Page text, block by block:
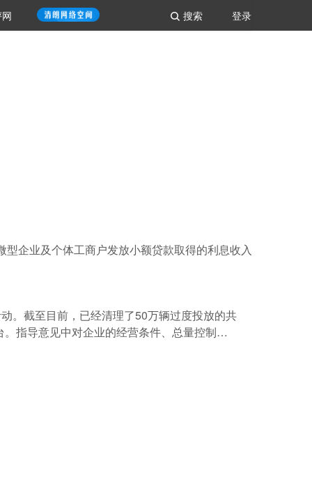
登录
搜索
企业及个体工商户发放小额贷款取得的利息收入，免征
。截至目前，已经清理了50万辆过度投放的共
指导意见中对企业的经营条件、总量控制、